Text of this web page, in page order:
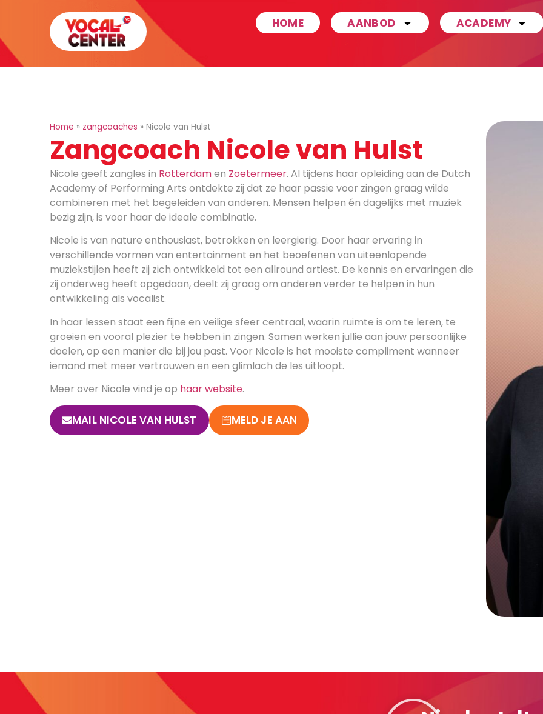
HOME AANBOD ACADEMY
Home » zangcoaches » Nicole van Hulst
Zangcoach Nicole van Hulst
Nicole geeft zangles in Rotterdamen Zoetermeer. Al tijdens haar opleiding aan de Dutch
Academy of Performing Arts ontdekte zij dat ze haar passie voor zingen graag wilde
combineren met het begeleiden van anderen. Mensen helpen én dagelijks met muziek
bezig zijn, is voor haar de ideale combinatie.
Nicole is van nature enthousiast, betrokken en leergierig. Door haar ervaring in
verschillende vormen van entertainment en het beoefenen van uiteenlopende
muziekstijlen heeft zij zich ontwikkeld tot een allround artiest. De kennis en ervaringen die
zij onderweg heeft opgedaan, deelt zij graag om anderen verder te helpen in hun
ontwikkeling als vocalist.
In haar lessen staat een fijne en veilige sfeer centraal, waarin ruimte is om te leren, te
groeien en vooral plezier te hebben in zingen. Samen werken jullie aan jouw persoonlijke
doelen, op een manier die bij jou past. Voor Nicole is het mooiste compliment wanneer
iemand met meer vertrouwen en een glimlach de les uitloopt.
Meer over Nicole vind je op haar website.
MAIL NICOLE VAN HULST MELD JE AAN